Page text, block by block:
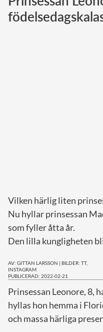
Vilken härlig liten
Nu hyllar prinsessan
som fyller åtta år.
Den lilla kungligheten
AV: GITTAN LARSSON | BILDER: TT,
INSTAGRAM
PUBLICERAD: 2022-02-21
Prinsessan Leonore, 8,
hyllas hon hemma i
och massa härliga